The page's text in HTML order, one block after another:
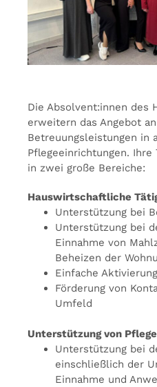
Die Absolvent:innen des
erweitern das Angebot
Betreuungsleistungen in
Pflegeeinrichtungen.
in zwei große Bereiche:
Hauswirtschaftliche
Unterstützung bei
Unterstützung bei
Einnahme von
Beheizen der
Einfache
Förderung von
Umfeld
Unterstützung von
Unterstützung bei
einschließlich der
Einnahme und